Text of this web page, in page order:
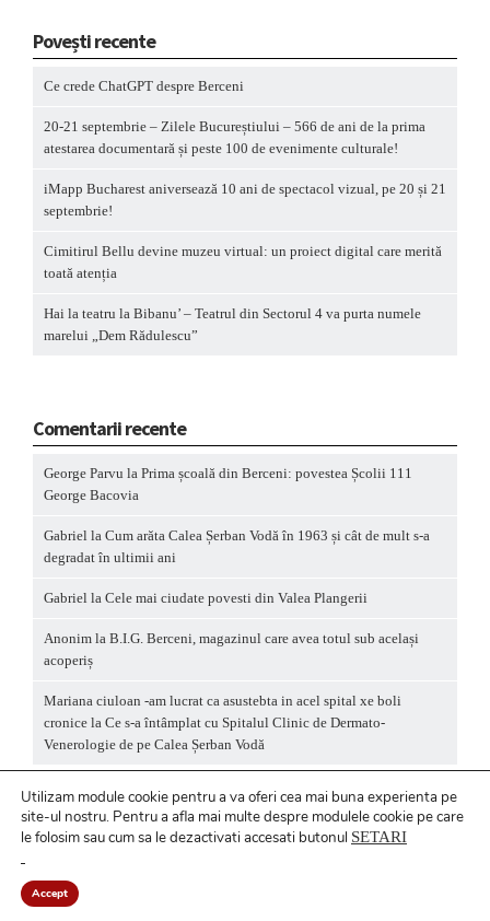
Povești recente
Ce crede ChatGPT despre Berceni
20-21 septembrie – Zilele Bucureștiului – 566 de ani de la prima
atestarea documentară și peste 100 de evenimente culturale!
iMapp Bucharest aniversează 10 ani de spectacol vizual, pe 20 și 21
septembrie!
Cimitirul Bellu devine muzeu virtual: un proiect digital care merită
toată atenția
Hai la teatru la Bibanu’ – Teatrul din Sectorul 4 va purta numele
marelui „Dem Rădulescu”
Comentarii recente
George Parvu la Prima școală din Berceni: povestea Școlii 111
George Bacovia
Gabriel la Cum arăta Calea Șerban Vodă în 1963 și cât de mult s-a
degradat în ultimii ani
Gabriel la Cele mai ciudate povesti din Valea Plangerii
Anonim la B.I.G. Berceni, magazinul care avea totul sub același
acoperiș
Mariana ciuloan -am lucrat ca asustebta in acel spital xe boli
cronice la Ce s-a întâmplat cu Spitalul Clinic de Dermato-
Venerologie de pe Calea Șerban Vodă
Utilizam module cookie pentru a va oferi cea mai buna experienta pe
site-ul nostru. Pentru a afla mai multe despre modulele cookie pe care
le folosim sau cum sa le dezactivati accesati butonul SETARI
Accept